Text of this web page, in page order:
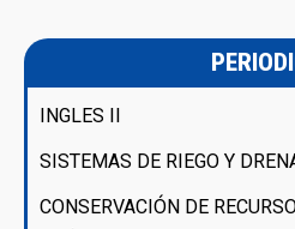
INGLES II
SISTEMAS DE RIEGO Y
CONSERVACIÓN DE